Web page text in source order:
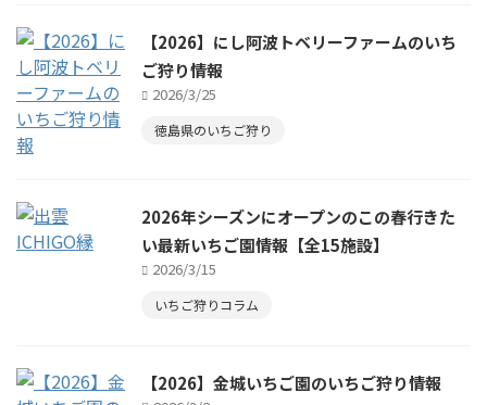
【2026】にし阿波トベリーファームのいち
ご狩り情報
2026/3/25
徳島県のいちご狩り
2026年シーズンにオープンのこの春行きた
い最新いちご園情報【全15施設】
2026/3/15
いちご狩りコラム
【2026】金城いちご園のいちご狩り情報